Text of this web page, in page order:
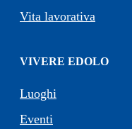
Vita lavorativa
VIVERE EDOLO
Luoghi
Eventi